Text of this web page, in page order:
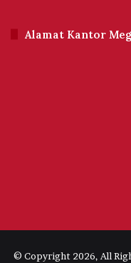
Alamat Kantor
© Copyright 2026, All